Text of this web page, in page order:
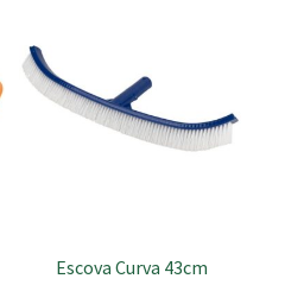
Escova Curva 43cm